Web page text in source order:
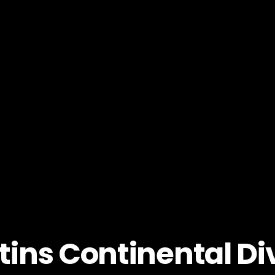
Continental